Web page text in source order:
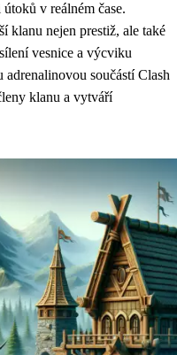
v reálném čase.
klanu nejen prestiž, ale také
vesnice a výcviku
součástí Clash
klanu a vytváří